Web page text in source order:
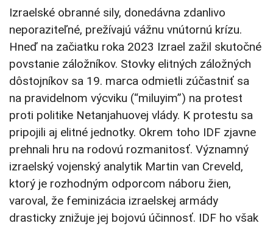
Izraelské obranné sily, donedávna zdanlivo
neporaziteľné, prežívajú vážnu vnútornú krízu.
Hneď na začiatku roka 2023 Izrael zažil skutočné
povstanie záložníkov. Stovky elitných záložných
dôstojníkov sa 19. marca odmietli zúčastniť sa
na pravidelnom výcviku (“miluyim”) na protest
proti politike Netanjahuovej vlády. K protestu sa
pripojili aj elitné jednotky. Okrem toho IDF zjavne
prehnali hru na rodovú rozmanitosť. Významný
izraelský vojenský analytik Martin van Creveld,
ktorý je rozhodným odporcom náboru žien,
varoval, že feminizácia izraelskej armády
drasticky znižuje jej bojovú účinnosť. IDF ho však